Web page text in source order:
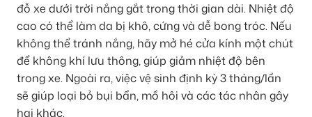
đỗ xe dưới trời nắng gắt trong thời gian dài. Nhiệt độ
cao có thể làm da bị khô, cứng và dễ bong tróc. Nếu
không thể tránh nắng, hãy mở hé cửa kính một chút
để không khí lưu thông, giúp giảm nhiệt độ bên
trong xe. Ngoài ra, việc vệ sinh định kỳ 3 tháng/lần
sẽ giúp loại bỏ bụi bẩn, mồ hôi và các tác nhân gây
hại khác.